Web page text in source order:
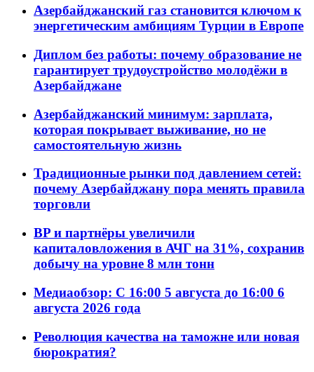
Азербайджанский газ становится ключом к
энергетическим амбициям Турции в Европе
Диплом без работы: почему образование не
гарантирует трудоустройство молодёжи в
Азербайджане
Азербайджанский минимум: зарплата,
которая покрывает выживание, но не
самостоятельную жизнь
Традиционные рынки под давлением сетей:
почему Азербайджану пора менять правила
торговли
BP и партнёры увеличили
капиталовложения в АЧГ на 31%, сохранив
добычу на уровне 8 млн тонн
Медиаобзор: С 16:00 5 августа до 16:00 6
августа 2026 года
Революция качества на таможне или новая
бюрократия?